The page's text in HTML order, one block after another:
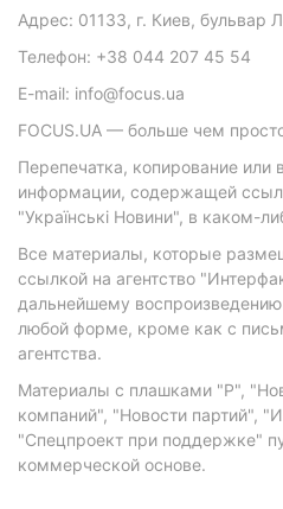
Адрес: 01133, г. Киев, бульвар
Телефон: +38 044 207 45 54
E-mail: info@focus.ua
FOCUS.UA — больше чем
Перепечатка, копирование или
информации, содержащей
"Українські Новини", в каком-
Все материалы, которые
ссылкой на агентство
дальнейшему
любой форме, кроме как с
агентства.
Материалы с плашками "Р",
компаний", "Новости партий",
"Спецпроект при поддержке"
коммерческой основе.